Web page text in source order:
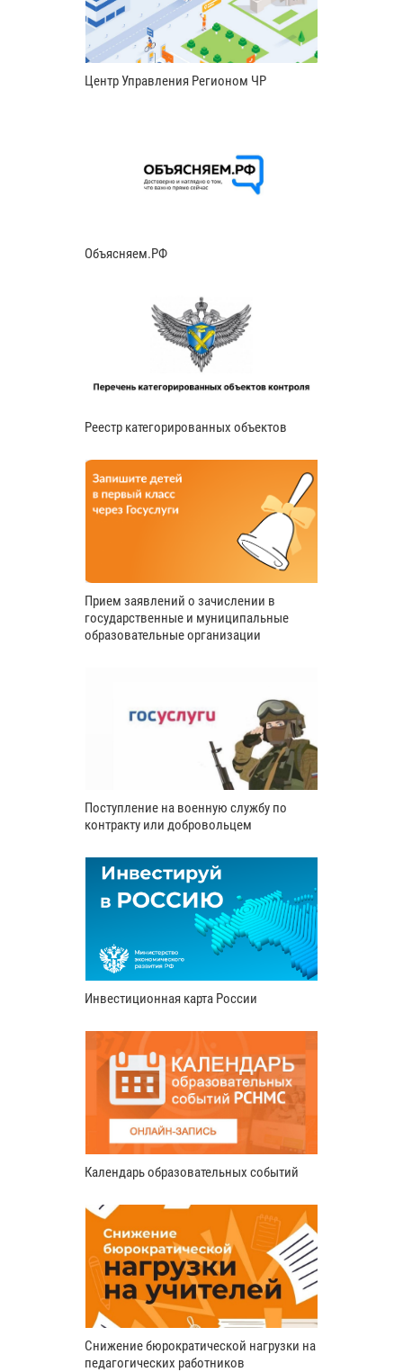
Центр Управления Регионом ЧР
Объясняем.РФ
Реестр категорированных объектов
Прием заявлений о зачислении в
государственные и муниципальные
образовательные организации
Поступление на военную службу по
контракту или добровольцем
Инвестиционная карта России
Календарь образовательных событий
Снижение бюрократической нагрузки на
педагогических работников